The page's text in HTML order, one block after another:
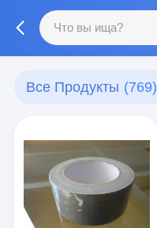
Все Продукты (769)